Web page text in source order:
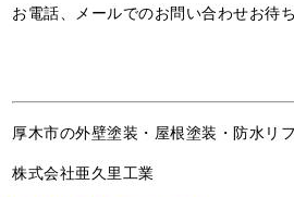
お電話、メールでのお問い合わせお待
厚木市の外壁塗装・屋根塗装・防水リ
株式会社亜久里工業